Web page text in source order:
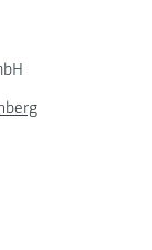
JOANNEUM Logo